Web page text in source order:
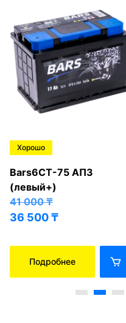
Хорошо
Bars6СТ-75 АПЗ
(левый+)
41 000₸
36 500₸
Подробнее